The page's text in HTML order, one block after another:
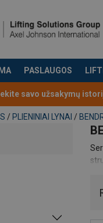
PASLAUGOS
užklausos
savo užsakymų
/ PLIENINIAI LYNAI /